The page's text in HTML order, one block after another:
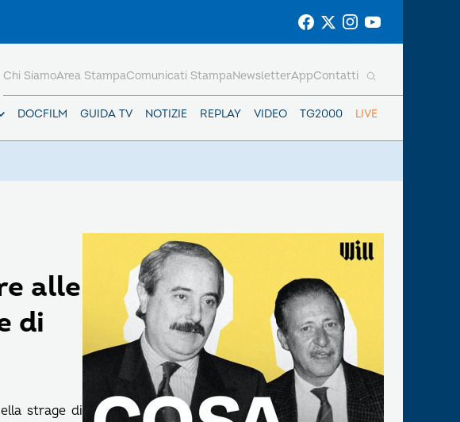
DOCFILM GUIDA TV NOTIZIE REPLAY VIDEO TG2000 LIVE
Chi SiamoArea StampaComunicati StampaNewsletterAppContatti
alle
di
strage di